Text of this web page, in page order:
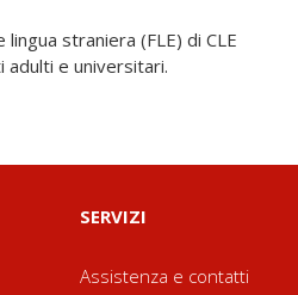
straniera (FLE) di CLE
e universitari.
SERVIZI
Assistenza e contatti